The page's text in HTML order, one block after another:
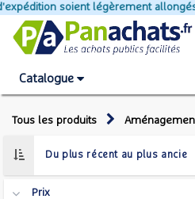
allongés. A noter que certains
Catalogue
Tous les produits
Prix